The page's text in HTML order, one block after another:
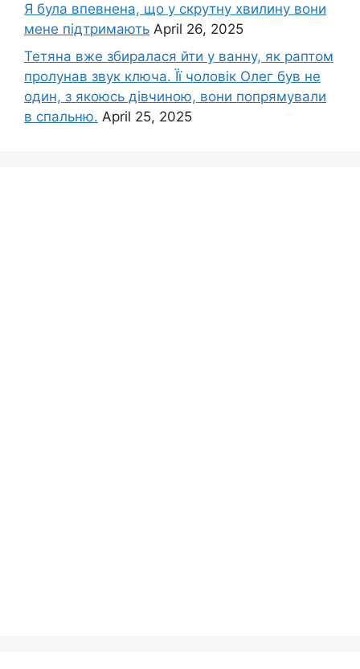
Я була впевнена, що у скрутну хвилину вони
мене підтримають April 26, 2025
Тетяна вже збиралася йти у ванну, як раптом
пролунав звук ключа. Її чоловік Олег був не
один, з якоюсь дівчиною, вони попрямували
в спальню. April 25, 2025